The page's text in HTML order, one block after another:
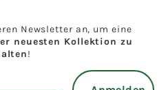
Newsletter an, um eine
neuesten Kollektion zu
!